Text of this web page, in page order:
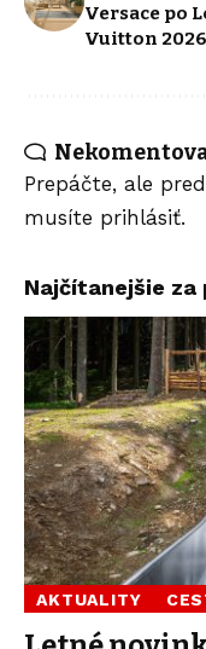
Versace po
Vuitton 2026
Prepáčte, ale
musíte prihlásiť.
Najčítanejšie za
AKTUALITY